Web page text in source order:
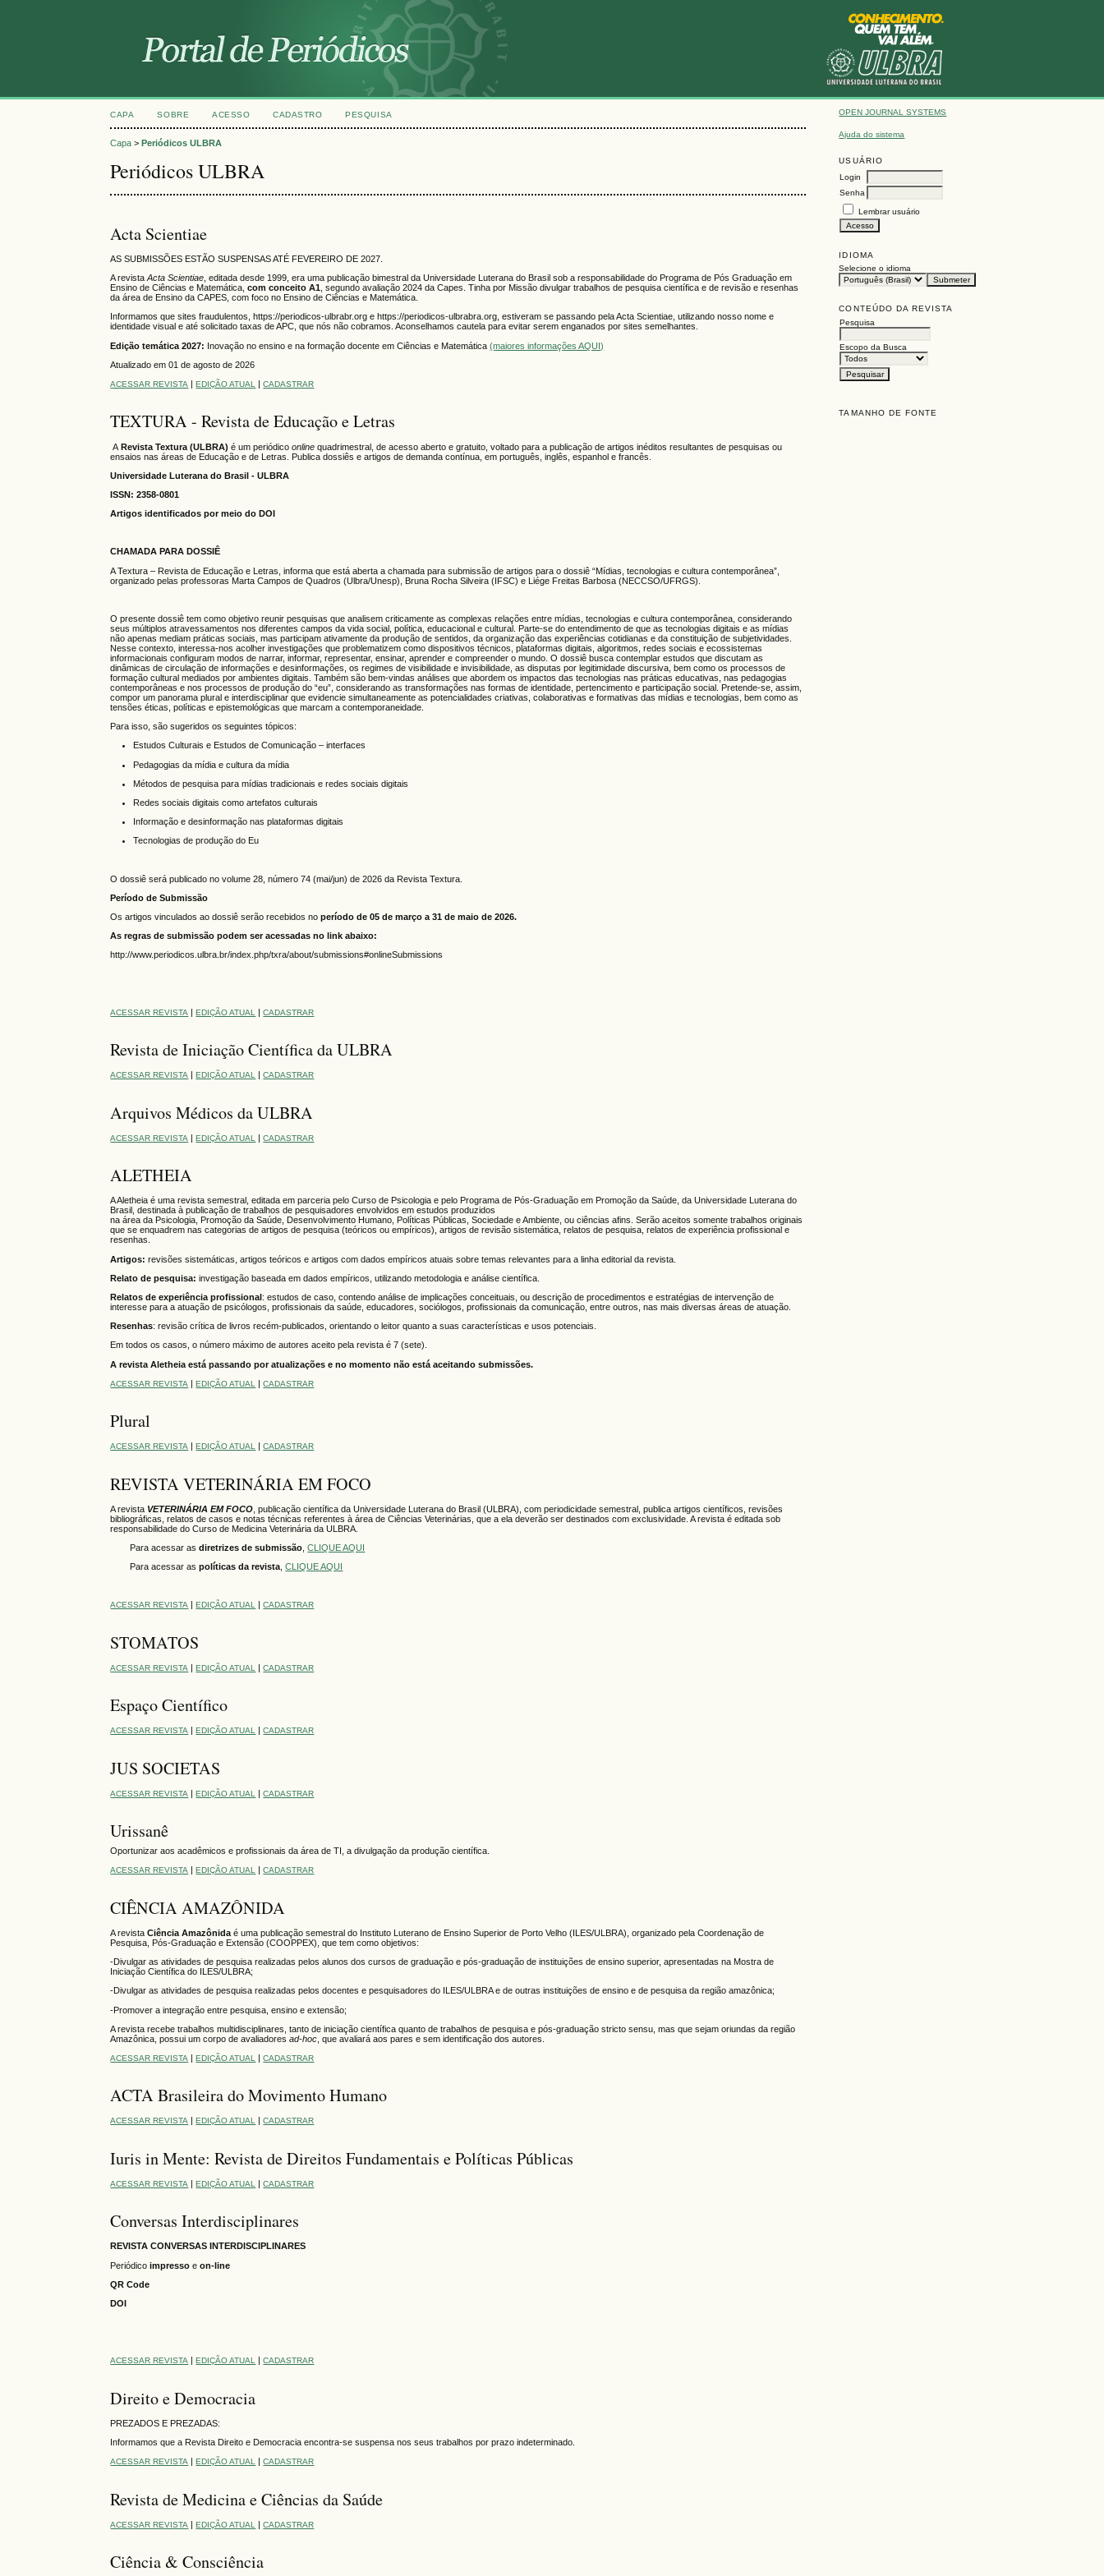
OPEN JOURNAL SYSTEMS
Ajuda do sistema
USUÁRIO
Login
Senha
Lembrar usuário
IDIOMA
Selecione o idioma
CONTEÚDO DA REVISTA
Pesquisa
Escopo da Busca
TAMANHO DE FONTE
CAPA SOBRE ACESSO CADASTRO PESQUISA
Capa >Periódicos ULBRA
Periódicos ULBRA
Acta Scientiae
AS SUBMISSÕES ESTÃO SUSPENSAS ATÉ FEVEREIRO DE 2027.
A revistaActa Scientiae , editada desde 1999, era uma publicação bimestral da Universidade Luterana do Brasil sob a responsabilidade do Programa de Pós Graduação em
Ensino de Ciências e Matemática,com conceito A1 , segundo avaliação 2024 da Capes. Tinha por Missão divulgar trabalhos de pesquisa científica e de revisão e resenhas
da área de Ensino da CAPES, com foco no Ensino de Ciências e Matemática.
Informamos que sites fraudulentos, https://periodicos-ulbrabr.org e https://periodicos-ulbrabra.org, estiveram se passando pela Acta Scientiae, utilizando nosso nome e
identidade visual e até solicitado taxas de APC, que nós não cobramos. Aconselhamos cautela para evitar serem enganados por sites semelhantes.
Edição temática 2027: Inovação no ensino e na formação docente em Ciências e Matemática(maiores informações AQUI)
Atualizado em 01 de agosto de 2026
ACESSAR REVISTA |EDIÇÃO ATUAL |CADASTRAR
TEXTURA - Revista de Educação e Letras
ARevistaTextura (ULBRA)é um periódicoonlinequadrimestral, de acesso aberto e gratuito, voltado para a publicação de artigos inéditos resultantes de pesquisas ou
ensaios nas áreas de Educação e de Letras. Publica dossiês e artigos de demanda contínua, em português, inglês, espanhol e francês.
Universidade Luterana do Brasil - ULBRA
ISSN: 2358-0801
Artigos identificados por meio do DOI
CHAMADA PARA DOSSIÊ
A Textura – Revista de Educação e Letras, informa que está aberta a chamada para submissão de artigos para o dossiê “Mídias, tecnologias e cultura contemporânea”,
organizado pelas professoras Marta Campos de Quadros (Ulbra/Unesp), Bruna Rocha Silveira (IFSC) e Liége Freitas Barbosa (NECCSO/UFRGS).
O presente dossiê tem como objetivo reunir pesquisas que analisem criticamente as complexas relações entre mídias, tecnologias e cultura contemporânea, considerando
seus múltiplos atravessamentos nos diferentes campos da vida social, política, educacional e cultural. Parte-se do entendimento de que as tecnologias digitais e as mídias
não apenas mediam práticas sociais, mas participam ativamente da produção de sentidos, da organização das experiências cotidianas e da constituição de subjetividades.
Nesse contexto, interessa-nos acolher investigações que problematizem como dispositivos técnicos, plataformas digitais, algoritmos, redes sociais e ecossistemas
informacionais configuram modos de narrar, informar, representar, ensinar, aprender e compreender o mundo. O dossiê busca contemplar estudos que discutam as
dinâmicas de circulação de informações e desinformações, os regimes de visibilidade e invisibilidade, as disputas por legitimidade discursiva, bem como os processos de
formação cultural mediados por ambientes digitais. Também são bem-vindas análises que abordem os impactos das tecnologias nas práticas educativas, nas pedagogias
contemporâneas e nos processos de produção do “eu”, considerando as transformações nas formas de identidade, pertencimento e participação social. Pretende-se, assim,
compor um panorama plural e interdisciplinar que evidencie simultaneamente as potencialidades criativas, colaborativas e formativas das mídias e tecnologias, bem como as
tensões éticas, políticas e epistemológicas que marcam a contemporaneidade.
Para isso, são sugeridos os seguintes tópicos:
Estudos Culturais e Estudos de Comunicação – interfaces
Pedagogias da mídia e cultura da mídia
Métodos de pesquisa para mídias tradicionais e redes sociais digitais
Redes sociais digitais como artefatos culturais
Informação e desinformação nas plataformas digitais
Tecnologias de produção do Eu
O dossiê será publicado no volume 28, número 74 (mai/jun) de 2026 da Revista Textura.
Período de Submissão
Os artigos vinculados ao dossiê serão recebidos noperíodo de 05 de março a 31 de maio de 2026.
As regras de submissão podem ser acessadas no link abaixo:
http://www.periodicos.ulbra.br/index.php/txra/about/submissions#onlineSubmissions
ACESSAR REVISTA |EDIÇÃO ATUAL |CADASTRAR
Revista de Iniciação Científica da ULBRA
ACESSAR REVISTA |EDIÇÃO ATUAL |CADASTRAR
Arquivos Médicos da ULBRA
ACESSAR REVISTA |EDIÇÃO ATUAL |CADASTRAR
ALETHEIA
A Aletheia é uma revista semestral, editada em parceria pelo Curso de Psicologia e pelo Programa de Pós-Graduação em Promoção da Saúde, da Universidade Luterana do
Brasil, destinada à publicação de trabalhos de pesquisadores envolvidos em estudos produzidos
na área da Psicologia, Promoção da Saúde, Desenvolvimento Humano, Políticas Públicas, Sociedade e Ambiente, ou ciências afins. Serão aceitos somente trabalhos originais
que se enquadrem nas categorias de artigos de pesquisa (teóricos ou empíricos), artigos de revisão sistemática, relatos de pesquisa, relatos de experiência profissional e
resenhas.
Artigos: revisões sistemáticas, artigos teóricos e artigos com dados empíricos atuais sobre temas relevantes para a linha editorial da revista.
Relato de pesquisa:investigação baseada em dados empíricos, utilizando metodologia e análise científica.
Relatos de experiência profissional: estudos de caso, contendo análise de implicações conceituais, ou descrição de procedimentos e estratégias de intervenção de
interesse para a atuação de psicólogos, profissionais da saúde, educadores, sociólogos, profissionais da comunicação, entre outros, nas mais diversas áreas de atuação.
Resenhas: revisão crítica de livros recém-publicados, orientando o leitor quanto a suas características e usos potenciais.
Em todos os casos, o número máximo de autores aceito pela revista é 7 (sete).
A revista Aletheia está passando por atualizações e no momento não está aceitando submissões.
ACESSAR REVISTA |EDIÇÃO ATUAL |CADASTRAR
Plural
ACESSAR REVISTA |EDIÇÃO ATUAL |CADASTRAR
REVISTA VETERINÁRIA EM FOCO
A revista VETERINÁRIA EM FOCO , publicação científica da Universidade Luterana do Brasil (ULBRA), com periodicidade semestral, publica artigos científicos, revisões
bibliográficas, relatos de casos e notas técnicas referentes à área de Ciências Veterinárias, que a ela deverão ser destinados com exclusividade. A revista é editada sob
responsabilidade do Curso de Medicina Veterinária da ULBRA.
Para acessar asdiretrizes de submissão ,CLIQUE AQUI
Para acessar aspolíticas da revista ,CLIQUE AQUI
ACESSAR REVISTA |EDIÇÃO ATUAL |CADASTRAR
STOMATOS
ACESSAR REVISTA |EDIÇÃO ATUAL |CADASTRAR
Espaço Científico
ACESSAR REVISTA |EDIÇÃO ATUAL |CADASTRAR
JUS SOCIETAS
ACESSAR REVISTA |EDIÇÃO ATUAL |CADASTRAR
Urissanê
Oportunizar aos acadêmicos e profissionais da área de TI, a divulgação da produção científica.
ACESSAR REVISTA |EDIÇÃO ATUAL |CADASTRAR
CIÊNCIA AMAZÔNIDA
A revistaCiência Amazônida é uma publicação semestral do Instituto Luterano de Ensino Superior de Porto Velho (ILES/ULBRA), organizado pela Coordenação de
Pesquisa, Pós-Graduação e Extensão (COOPPEX), que tem como objetivos:
-Divulgar as atividades de pesquisa realizadas pelos alunos dos cursos de graduação e pós-graduação de instituições de ensino superior, apresentadas na Mostra de
Iniciação Científica do ILES/ULBRA;
-Divulgar as atividades de pesquisa realizadas pelos docentes e pesquisadores do ILES/ULBRA e de outras instituições de ensino e de pesquisa da região amazônica;
-Promover a integração entre pesquisa, ensino e extensão;
A revista recebe trabalhos multidisciplinares, tanto de iniciação científica quanto de trabalhos de pesquisa e pós-graduação stricto sensu, mas que sejam oriundas da região
Amazônica, possui um corpo de avaliadoresad-hoc , que avaliará aos pares e sem identificação dos autores.
ACESSAR REVISTA |EDIÇÃO ATUAL |CADASTRAR
ACTA Brasileira do Movimento Humano
ACESSAR REVISTA |EDIÇÃO ATUAL |CADASTRAR
Iuris in Mente: Revista de Direitos Fundamentais e Políticas Públicas
ACESSAR REVISTA |EDIÇÃO ATUAL |CADASTRAR
Conversas Interdisciplinares
REVISTA CONVERSAS INTERDISCIPLINARES
Periódicoimpresso eon-line
QR Code
DOI
ACESSAR REVISTA |EDIÇÃO ATUAL |CADASTRAR
Direito e Democracia
PREZADOS E PREZADAS:
Informamos que a Revista Direito e Democracia encontra-se suspensa nos seus trabalhos por prazo indeterminado.
ACESSAR REVISTA |EDIÇÃO ATUAL |CADASTRAR
Revista de Medicina e Ciências da Saúde
ACESSAR REVISTA |EDIÇÃO ATUAL |CADASTRAR
Ciência & Consciência